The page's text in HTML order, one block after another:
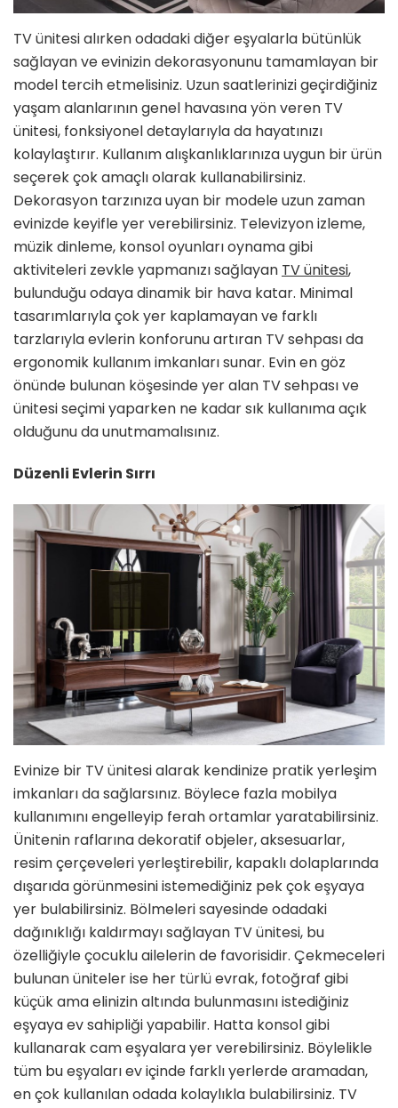
TV ünitesi alırken odadaki diğer eşyalarla bütünlük
sağlayan ve evinizin dekorasyonunu tamamlayan bir
model tercih etmelisiniz. Uzun saatlerinizi geçirdiğiniz
yaşam alanlarının genel havasına yön veren TV
ünitesi, fonksiyonel detaylarıyla da hayatınızı
kolaylaştırır. Kullanım alışkanlıklarınıza uygun bir ürün
seçerek çok amaçlı olarak kullanabilirsiniz.
Dekorasyon tarzınıza uyan bir modele uzun zaman
evinizde keyifle yer verebilirsiniz. Televizyon izleme,
müzik dinleme, konsol oyunları oynama gibi
aktiviteleri zevkle yapmanızı sağlayan TV ünitesi,
bulunduğu odaya dinamik bir hava katar. Minimal
tasarımlarıyla çok yer kaplamayan ve farklı
tarzlarıyla evlerin konforunu artıran TV sehpası da
ergonomik kullanım imkanları sunar. Evin en göz
önünde bulunan köşesinde yer alan TV sehpası ve
ünitesi seçimi yaparken ne kadar sık kullanıma açık
olduğunu da unutmamalısınız.
Düzenli Evlerin Sırrı
Evinize bir TV ünitesi alarak kendinize pratik yerleşim
imkanları da sağlarsınız. Böylece fazla mobilya
kullanımını engelleyip ferah ortamlar yaratabilirsiniz.
Ünitenin raflarına dekoratif objeler, aksesuarlar,
resim çerçeveleri yerleştirebilir, kapaklı dolaplarında
dışarıda görünmesini istemediğiniz pek çok eşyaya
yer bulabilirsiniz. Bölmeleri sayesinde odadaki
dağınıklığı kaldırmayı sağlayan TV ünitesi, bu
özelliğiyle çocuklu ailelerin de favorisidir. Çekmeceleri
bulunan üniteler ise her türlü evrak, fotoğraf gibi
küçük ama elinizin altında bulunmasını istediğiniz
eşyaya ev sahipliği yapabilir. Hatta konsol gibi
kullanarak cam eşyalara yer verebilirsiniz. Böylelikle
tüm bu eşyaları ev içinde farklı yerlerde aramadan,
en çok kullanılan odada kolaylıkla bulabilirsiniz. TV